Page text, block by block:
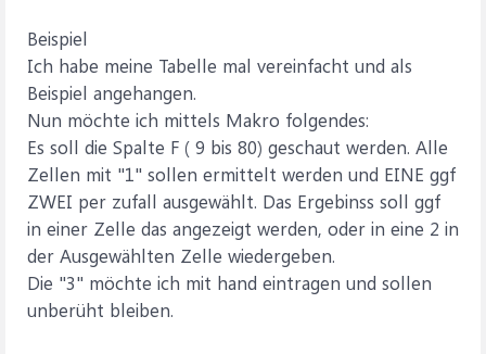
Beispiel
Ich habe meine Tabelle mal vereinfacht und als
Beispiel angehangen.
Nun möchte ich mittels Makro folgendes:
Es soll die Spalte F ( 9 bis 80) geschaut werden. Alle
Zellen mit "1" sollen ermittelt werden und EINE ggf
ZWEI per zufall ausgewählt. Das Ergebinss soll ggf
in einer Zelle das angezeigt werden, oder in eine 2 in
der Ausgewählten Zelle wiedergeben.
Die "3" möchte ich mit hand eintragen und sollen
unberüht bleiben.